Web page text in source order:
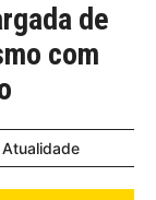
de
com
Atualidade